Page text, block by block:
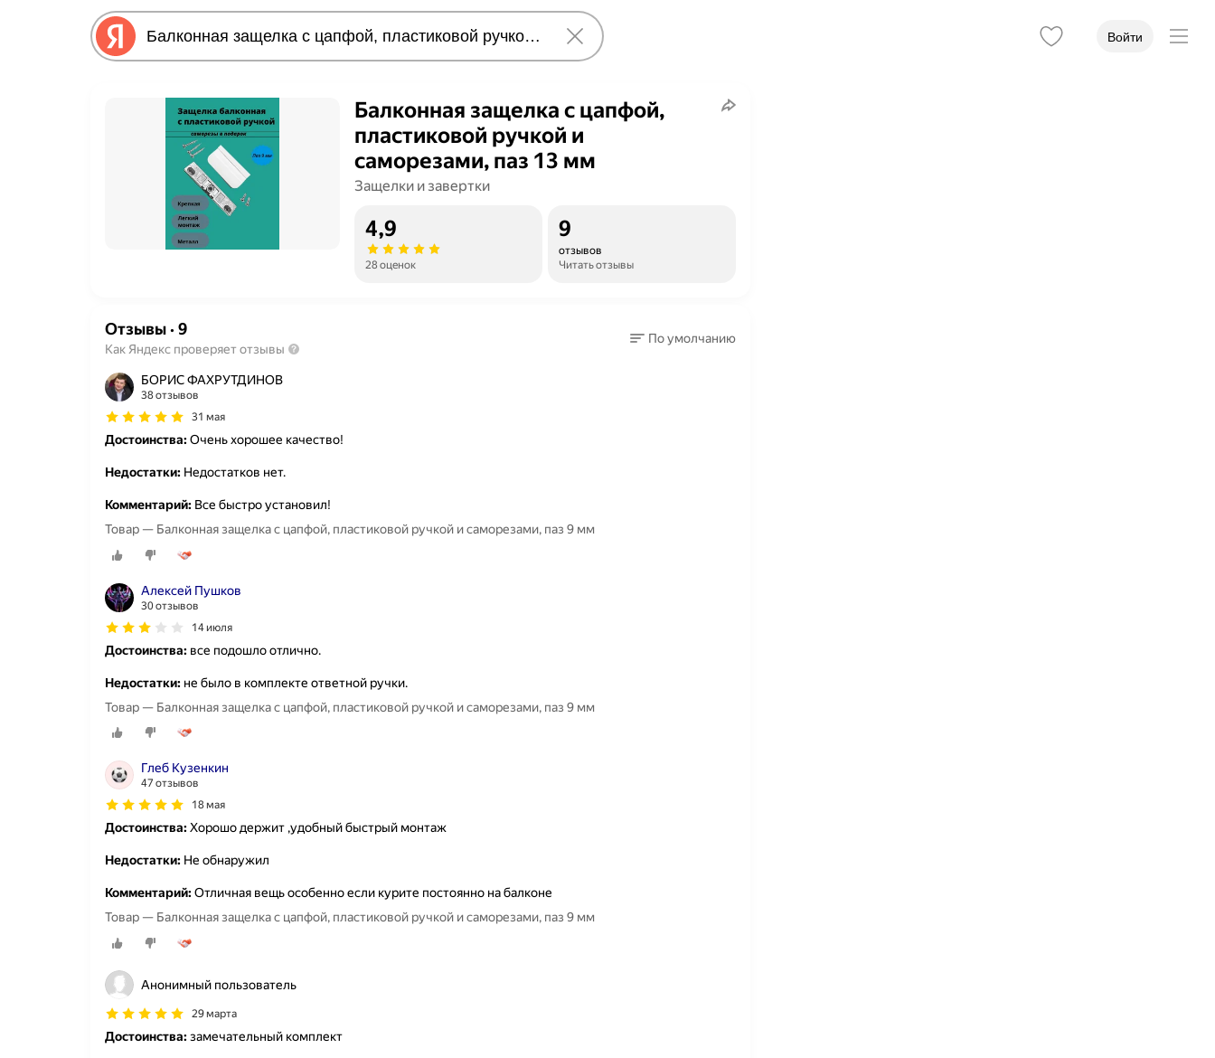
Войти
Балконная защелка с цапфой,
пластиковой ручкой и
саморезами, паз 13 мм
Защелки и завертки
4,9
28 оценок
9
отзывов
Читать отзывы
Отзывы· 9
Как Яндекс проверяет отзывы
По умолчанию
БОРИС ФАХРУТДИНОВ
38 отзывов
31 мая
Достоинства:Очень хорошее качество!
Недостатки: Недостатков нет.
Комментарий: Все быстро установил!
Товар — Балконная защелка с цапфой, пластиковой ручкой и саморезами, паз 9 мм
Алексей Пушков
30 отзывов
14 июля
Достоинства: все подошло отлично.
Недостатки: не было в комплекте ответной ручки.
Товар — Балконная защелка с цапфой, пластиковой ручкой и саморезами, паз 9 мм
Глеб Кузенкин
47 отзывов
18 мая
Достоинства:Хорошо держит ,удобный быстрый монтаж
Недостатки: Не обнаружил
Комментарий:Отличная вещь особенно если курите постоянно на балконе
Товар — Балконная защелка с цапфой, пластиковой ручкой и саморезами, паз 9 мм
Анонимный пользователь
29 марта
Достоинства:замечательный комплект